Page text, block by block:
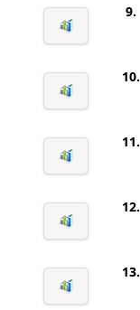
9.
10.
11.
12.
13.